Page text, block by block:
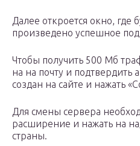
Далее откроется окно, где
произведено успешное
Чтобы получить 500 Мб
на на почту и подтвердить
создан на сайте и нажать
Для смены сервера
расширение и нажать на
страны.